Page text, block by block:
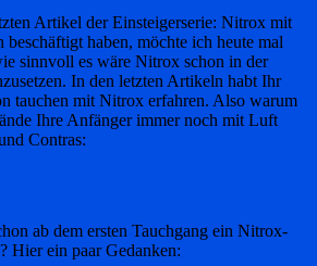
Artikel der Einsteigerserie: Nitrox mit
haben, möchte ich heute mal
sinnvoll es wäre Nitrox schon in der
In den letzten Artikeln habt Ihr
tauchen mit Nitrox erfahren. Also warum
Ihre Anfänger immer noch mit Luft
Contras:
ab dem ersten Tauchgang ein Nitrox-
Hier ein paar Gedanken: